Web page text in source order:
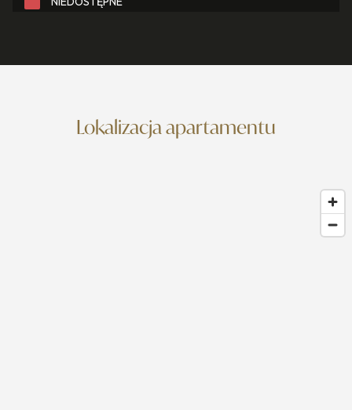
Lokalizacja apartamentu